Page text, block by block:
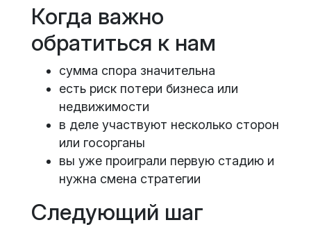
Когда важно
обратиться к нам
сумма спора значительна
есть риск потери бизнеса или
недвижимости
в деле участвуют несколько сторон
или госорганы
вы уже проиграли первую стадию и
нужна смена стратегии
Следующий шаг